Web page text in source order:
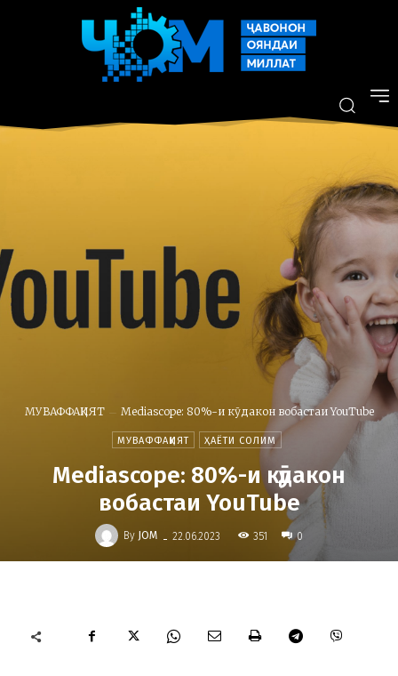
МУВАФФАҚИЯТ Mediascope: 80%-и кӯдакон вобастаи YouTube
МУВАФФАҚИЯТ ҲАЁТИ СОЛИМ
Mediascope: 80%-и кӯдакон
вобастаи YouTube
By JOM - 22.06.2023 351 0